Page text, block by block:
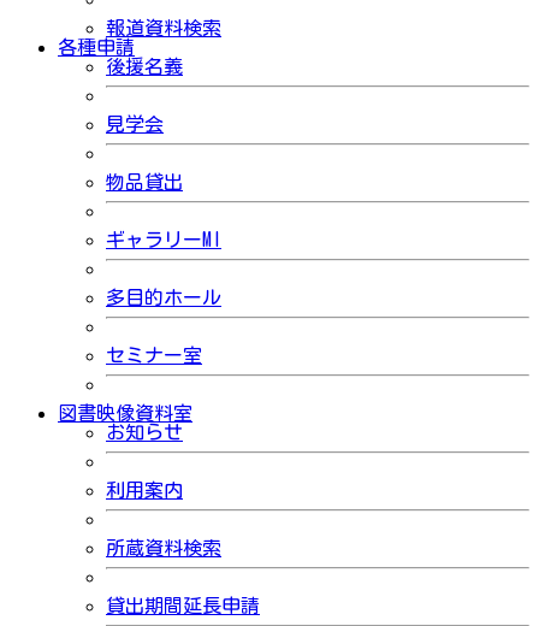
報道資料検索
各種申請
後援名義
見学会
物品貸出
ギャラリーMI
多目的ホール
セミナー室
図書映像資料室
お知らせ
利用案内
所蔵資料検索
貸出期間延長申請